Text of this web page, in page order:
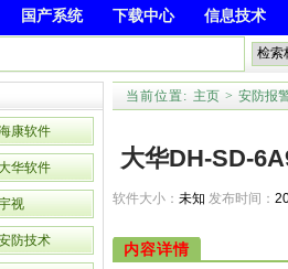
国产系统 下载中心 信息技术
当前位置: 主页 > 安防报
大华DH-SD-
软件大小： 未知 发布时间：
内容详情
康软件
华软件
视
防技术